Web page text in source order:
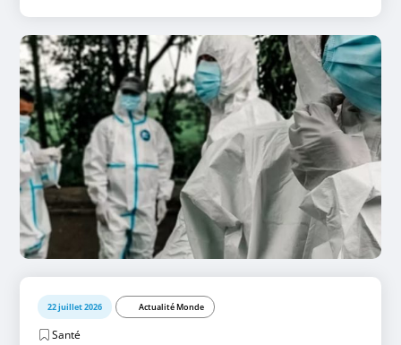
22 juillet 2026 Actualité Monde
Santé